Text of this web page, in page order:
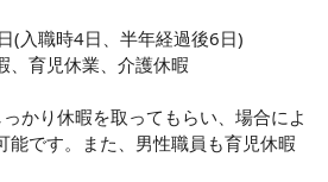
(入職時4日、半年経過後6日)
、育児休業、介護休暇
かり休暇を取ってもらい、場合によ
能です。また、男性職員も育児休暇